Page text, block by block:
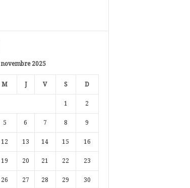
novembre 2025
M J V S D
1 2
5 6 7 8 9
12 13 14 15 16
19 20 21 22 23
26 27 28 29 30